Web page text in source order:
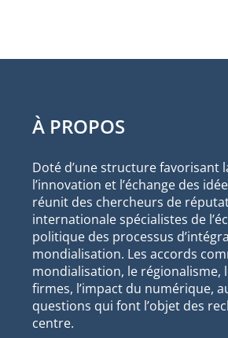
À PROPOS
Doté d’une structure favorisant
l’innovation et l’échange des
réunit des chercheurs de
internationale spécialistes de
politique des processus
mondialisation. Les accords
mondialisation, le régionalisme,
firmes, l’impact du numérique,
questions qui font l’objet des
centre.